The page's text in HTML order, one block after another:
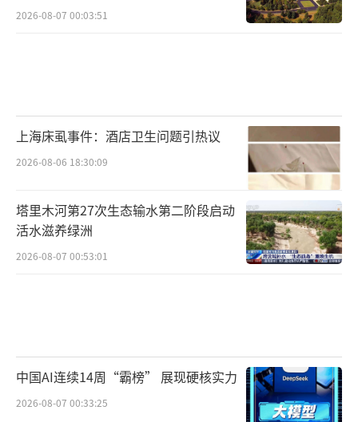
2026-08-07 00:03:51
上海床虱事件：酒店卫生问题引热议
2026-08-06 18:30:09
塔里木河第27次生态输水第二阶段启动
活水滋养绿洲
2026-08-07 00:53:01
中国AI连续14周“霸榜” 展现硬核实力
2026-08-07 00:33:25